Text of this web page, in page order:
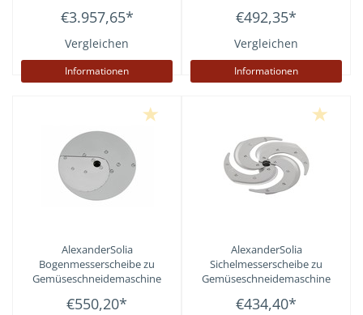
€3.957,65*
Vergleichen
Informationen
€492,35*
Vergleichen
Informationen
AlexanderSolia
Bogenmesserscheibe zu
Gemüseschneidemaschine
€550,20*
AlexanderSolia
Sichelmesserscheibe zu
Gemüseschneidemaschine
€434,40*